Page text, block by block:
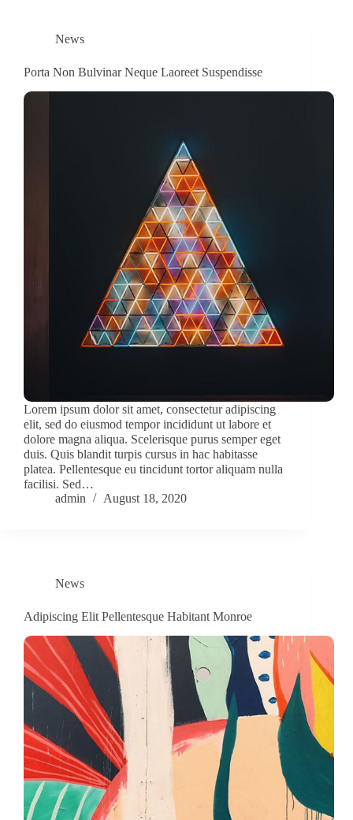
News
Porta Non Bulvinar Neque Laoreet Suspendisse
Lorem ipsum dolor sit amet, consectetur adipiscing
elit, sed do eiusmod tempor incididunt ut labore et
dolore magna aliqua. Scelerisque purus semper eget
duis. Quis blandit turpis cursus in hac habitasse
platea. Pellentesque eu tincidunt tortor aliquam nulla
facilisi. Sed…
admin
August 18, 2020
News
Adipiscing Elit Pellentesque Habitant Monroe